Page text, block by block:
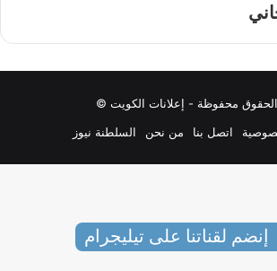
محفوظة - إعلانات الكويت ©
اتصل بنا من نحن السلطنة نيوز
إنضم لقناتنا على تيليجرام